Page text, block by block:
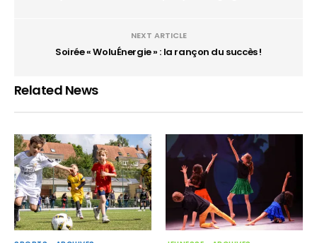
NEXT ARTICLE
Soirée « WoluÉnergie » : la rançon du succès !
Related News